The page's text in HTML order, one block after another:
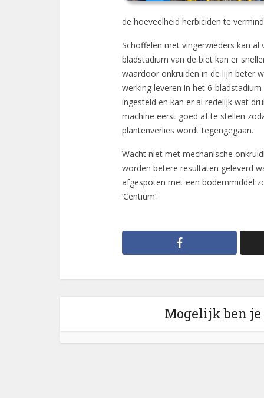
de hoeveelheid herbiciden te
Schoffelen met vingerwieders kan
bladstadium van de biet kan er
waardoor onkruiden in de lijn beter
werking leveren in het 6-
ingesteld en kan er al redelijk wat
machine eerst goed af te stellen
plantenverlies wordt tegengegaan.
Wacht niet met mechanische
worden betere resultaten geleverd
afgespoten met een bodemmiddel
‘Centium‘.
Mogelijk ben